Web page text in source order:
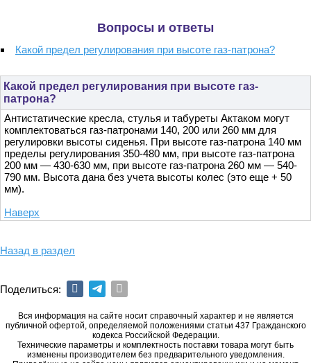
Вопросы и ответы
Какой предел регулирования при высоте газ-патрона?
Какой предел регулирования при высоте газ-
патрона?
Антистатические кресла, стулья и табуреты Актаком могут
комплектоваться газ-патронами 140, 200 или 260 мм для
регулировки высоты сиденья. При высоте газ-патрона 140 мм
пределы регулирования 350-480 мм, при высоте газ-патрона
200 мм — 430-630 мм, при высоте газ-патрона 260 мм — 540-
790 мм. Высота дана без учета высоты колес (это еще + 50
мм).
Наверх
Назад в раздел
Поделиться:
Вся информация на сайте носит справочный характер и не является
публичной офертой, определяемой положениями статьи 437 Гражданского
кодекса Российской Федерации.
Технические параметры и комплектность поставки товара могут быть
изменены производителем без предварительного уведомления.